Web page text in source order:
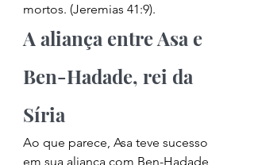
mortos. (Jeremias 41:9).
A aliança entre Asa e
Ben-Hadade, rei da
Síria
Ao que parece, Asa teve sucesso
em sua aliança com Ben-Hadade,